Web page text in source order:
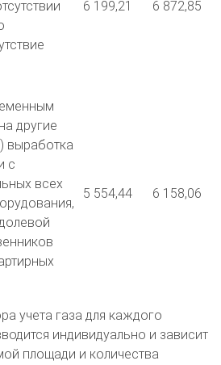
6 199,21 6 872,85
другие
выработка
с
всех
5 554,44 6 158,06
учета газа для каждого
индивидуально и зависит
площади и количества